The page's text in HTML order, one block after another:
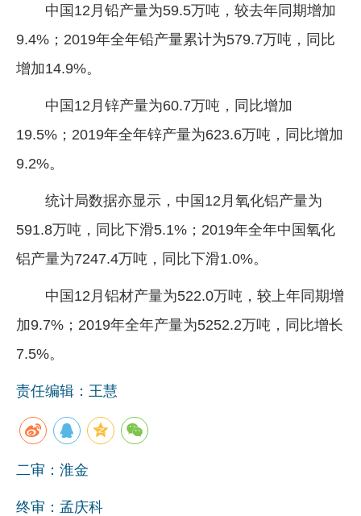
中国12月铅产量为59.5万吨，较去年同期增加
9.4%；2019年全年铅产量累计为579.7万吨，同比
增加14.9%。
中国12月锌产量为60.7万吨，同比增加
19.5%；2019年全年锌产量为623.6万吨，同比增加
9.2%。
统计局数据亦显示，中国12月氧化铝产量为
591.8万吨，同比下滑5.1%；2019年全年中国氧化
铝产量为7247.4万吨，同比下滑1.0%。
中国12月铝材产量为522.0万吨，较上年同期增
加9.7%；2019年全年产量为5252.2万吨，同比增长
7.5%。
责任编辑：王慧
二审：淮金
终审：孟庆科